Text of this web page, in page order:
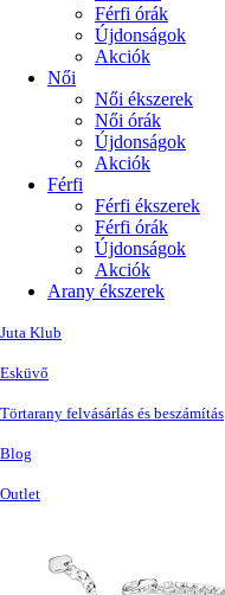
Férfi órák
Újdonságok
Akciók
Női
Női ékszerek
Női órák
Újdonságok
Akciók
Férfi
Férfi ékszerek
Férfi órák
Újdonságok
Akciók
Arany ékszerek
Juta Klub
Esküvő
Törtarany felvásárlás és beszámítás
Blog
Outlet